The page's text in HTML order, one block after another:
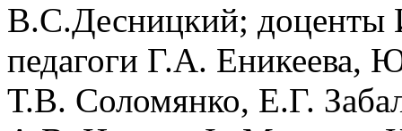
В.С.Десницкий;
педагоги Г.А. Еникеева,
Т.В. Соломянко, Е.Г.